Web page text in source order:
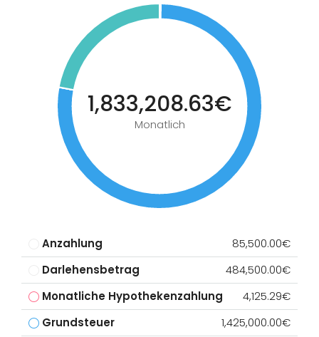
1,833,208.63€
Monatlich
Anzahlung
85,500.00€
Darlehensbetrag
484,500.00€
Monatliche Hypothekenzahlung
4,125.29€
Grundsteuer
1,425,000.00€